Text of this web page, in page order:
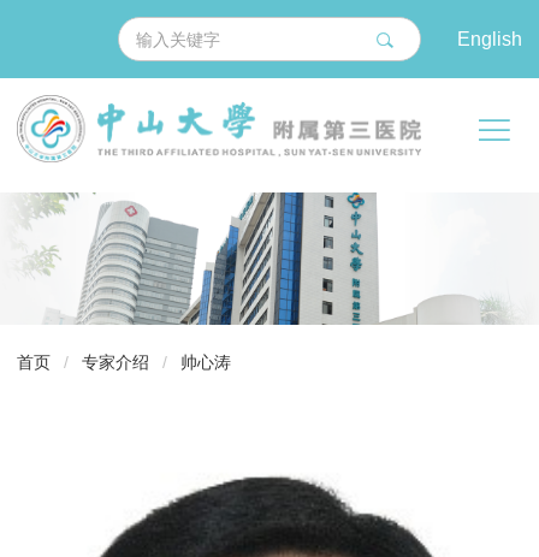
English
导
首页 / 专家介绍 / 帅心涛